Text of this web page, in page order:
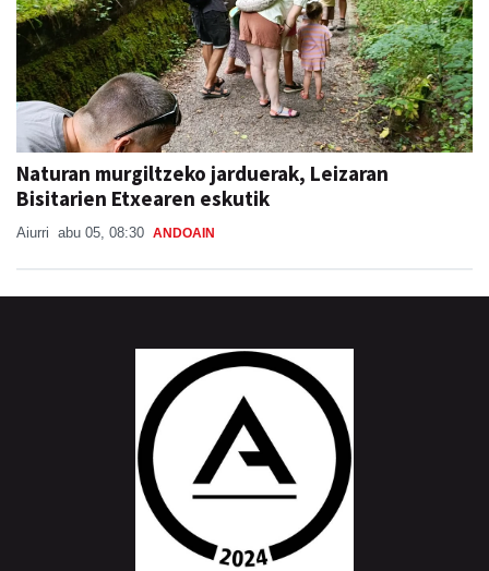
Naturan murgiltzeko jarduerak, Leizaran
Bisitarien Etxearen eskutik
Aiurri abu 05, 08:30 ANDOAIN